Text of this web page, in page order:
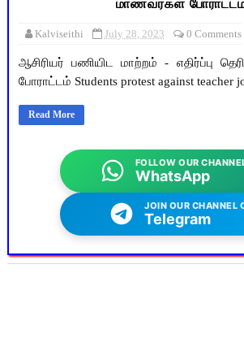
மாணவர்கள்
Kalviseithi July 28, 2023 0 Comments
ஆசிரியர் பணியிட மாற்றம் - எதிர்ப்பு
போராட்டம் Students protest against teacher
Read More
FOLLOW OUR
WhatsApp
JOIN OUR CHANNEL
Telegram